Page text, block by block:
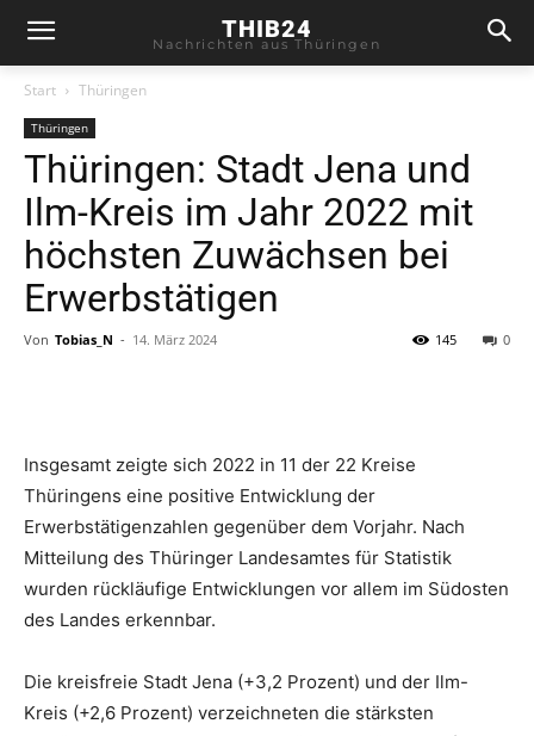
THIB24
Nachrichten aus Thüringen
Start Thüringen
Thüringen
Thüringen: Stadt Jena und
Ilm-Kreis im Jahr 2022 mit
höchsten Zuwächsen bei
Erwerbstätigen
Von Tobias_N - 14. März 2024 0
145
Insgesamt zeigte sich 2022 in 11 der 22 Kreise
Thüringens eine positive Entwicklung der
Erwerbstätigenzahlen gegenüber dem Vorjahr. Nach
Mitteilung des Thüringer Landesamtes für Statistik
wurden rückläufige Entwicklungen vor allem im Südosten
des Landes erkennbar.
Die kreisfreie Stadt Jena (+3,2 Prozent) und der Ilm-
Kreis (+2,6 Prozent) verzeichneten die stärksten